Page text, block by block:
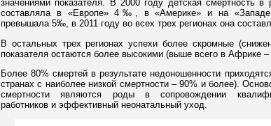
значениями показателя. В 2000 году детская смертность в
составляла в «Европе» 4‰, в «Америке» и на «Западе
превышала 5‰, в 2011 году во всех трех регионах она
В остальных трех регионах успехи более скромные
показателя остаются более высокими (выше всего в Африке
Более 80% смертей в результате недоношенности
странах с наиболее низкой смертности – 90% и более).
смертности являются роды в сопровождении
работников и эффективный неонатальный уход.